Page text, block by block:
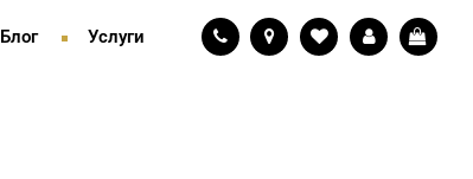
Блог Услуги